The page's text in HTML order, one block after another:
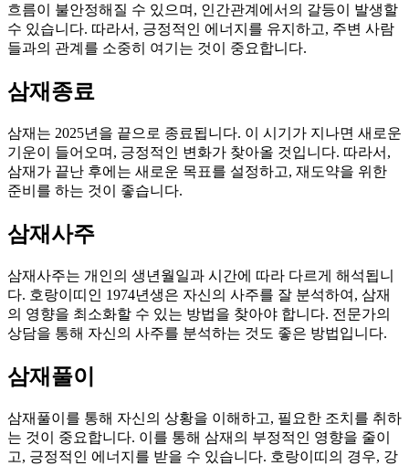
흐름이 불안정해질 수 있으며, 인간관계에서의 갈등이 발생할
수 있습니다. 따라서, 긍정적인 에너지를 유지하고, 주변 사람
들과의 관계를 소중히 여기는 것이 중요합니다.
삼재종료
삼재는 2025년을 끝으로 종료됩니다. 이 시기가 지나면 새로운
기운이 들어오며, 긍정적인 변화가 찾아올 것입니다. 따라서,
삼재가 끝난 후에는 새로운 목표를 설정하고, 재도약을 위한
준비를 하는 것이 좋습니다.
삼재사주
삼재사주는 개인의 생년월일과 시간에 따라 다르게 해석됩니
다. 호랑이띠인 1974년생은 자신의 사주를 잘 분석하여, 삼재
의 영향을 최소화할 수 있는 방법을 찾아야 합니다. 전문가의
상담을 통해 자신의 사주를 분석하는 것도 좋은 방법입니다.
삼재풀이
삼재풀이를 통해 자신의 상황을 이해하고, 필요한 조치를 취하
는 것이 중요합니다. 이를 통해 삼재의 부정적인 영향을 줄이
고, 긍정적인 에너지를 받을 수 있습니다. 호랑이띠의 경우, 강